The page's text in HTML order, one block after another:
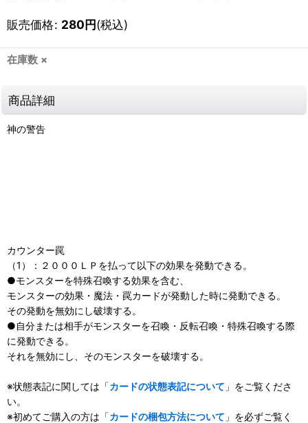
販売価格: 280円(税込)
在庫数 ×
商品詳細
神の警告
カウンター罠
（1）：２０００ＬＰを払って以下の効果を発動できる。
●モンスターを特殊召喚する効果を含む、
モンスターの効果・魔法・罠カードが発動した時に発動できる。
その発動を無効にし破壊する。
●自分または相手がモンスターを召喚・反転召喚・特殊召喚する際
に発動できる。
それを無効にし、そのモンスターを破壊する。
※状態表記に関しては「カードの状態表記について 」をご覧くださ
い。
※初めてご購入の方は「カードの梱包方法について 」を必ずご覧く